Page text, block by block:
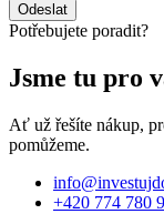
Odeslat
Potřebujete poradit?
Jsme tu pro
Ať už řešíte nákup,
pomůžeme.
+420 774 780